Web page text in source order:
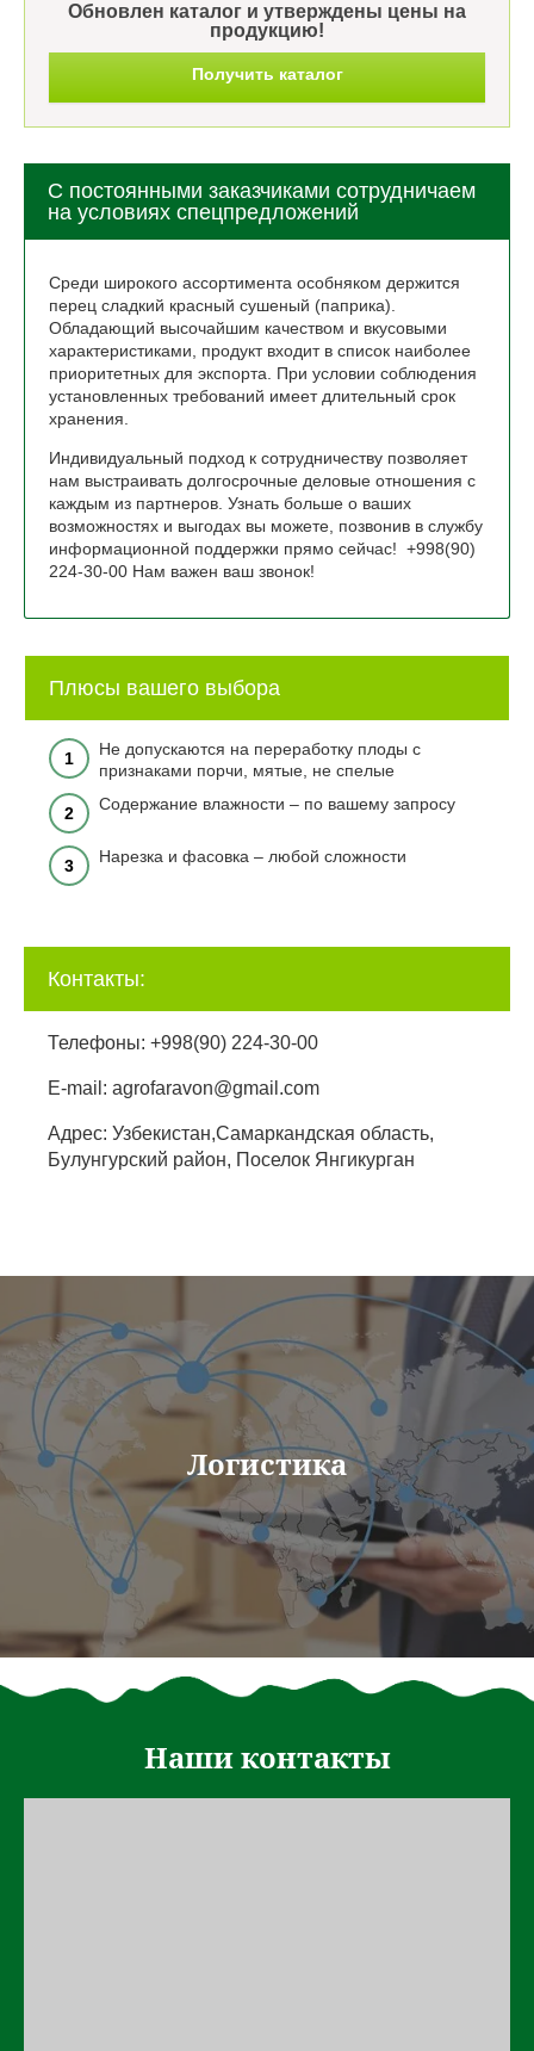
Обновлен каталог и утверждены цены на
продукцию!
Получить каталог
С постоянными заказчиками сотрудничаем
на условиях спецпредложений
Среди широкого ассортимента особняком держится
перец сладкий красный сушеный (паприка).
Обладающий высочайшим качеством и вкусовыми
характеристиками, продукт входит в список наиболее
приоритетных для экспорта. При условии соблюдения
установленных требований имеет длительный срок
хранения.
Индивидуальный подход к сотрудничеству позволяет
нам выстраивать долгосрочные деловые отношения с
каждым из партнеров. Узнать больше о ваших
возможностях и выгодах вы можете, позвонив в службу
информационной поддержки прямо сейчас! +998(90)
224-30-00 Нам важен ваш звонок!
Плюсы вашего выбора
1
Не допускаются на переработку плоды с
признаками порчи, мятые, не спелые
2 Содержание влажности – по вашему запросу
3 Нарезка и фасовка – любой сложности
Контакты:
Телефоны: +998(90) 224-30-00
E-mail: agrofaravon@gmail.com
Адрес: Узбекистан,Самаркандская область,
Булунгурский район, Поселок Янгикурган
Логистика
Наши контакты